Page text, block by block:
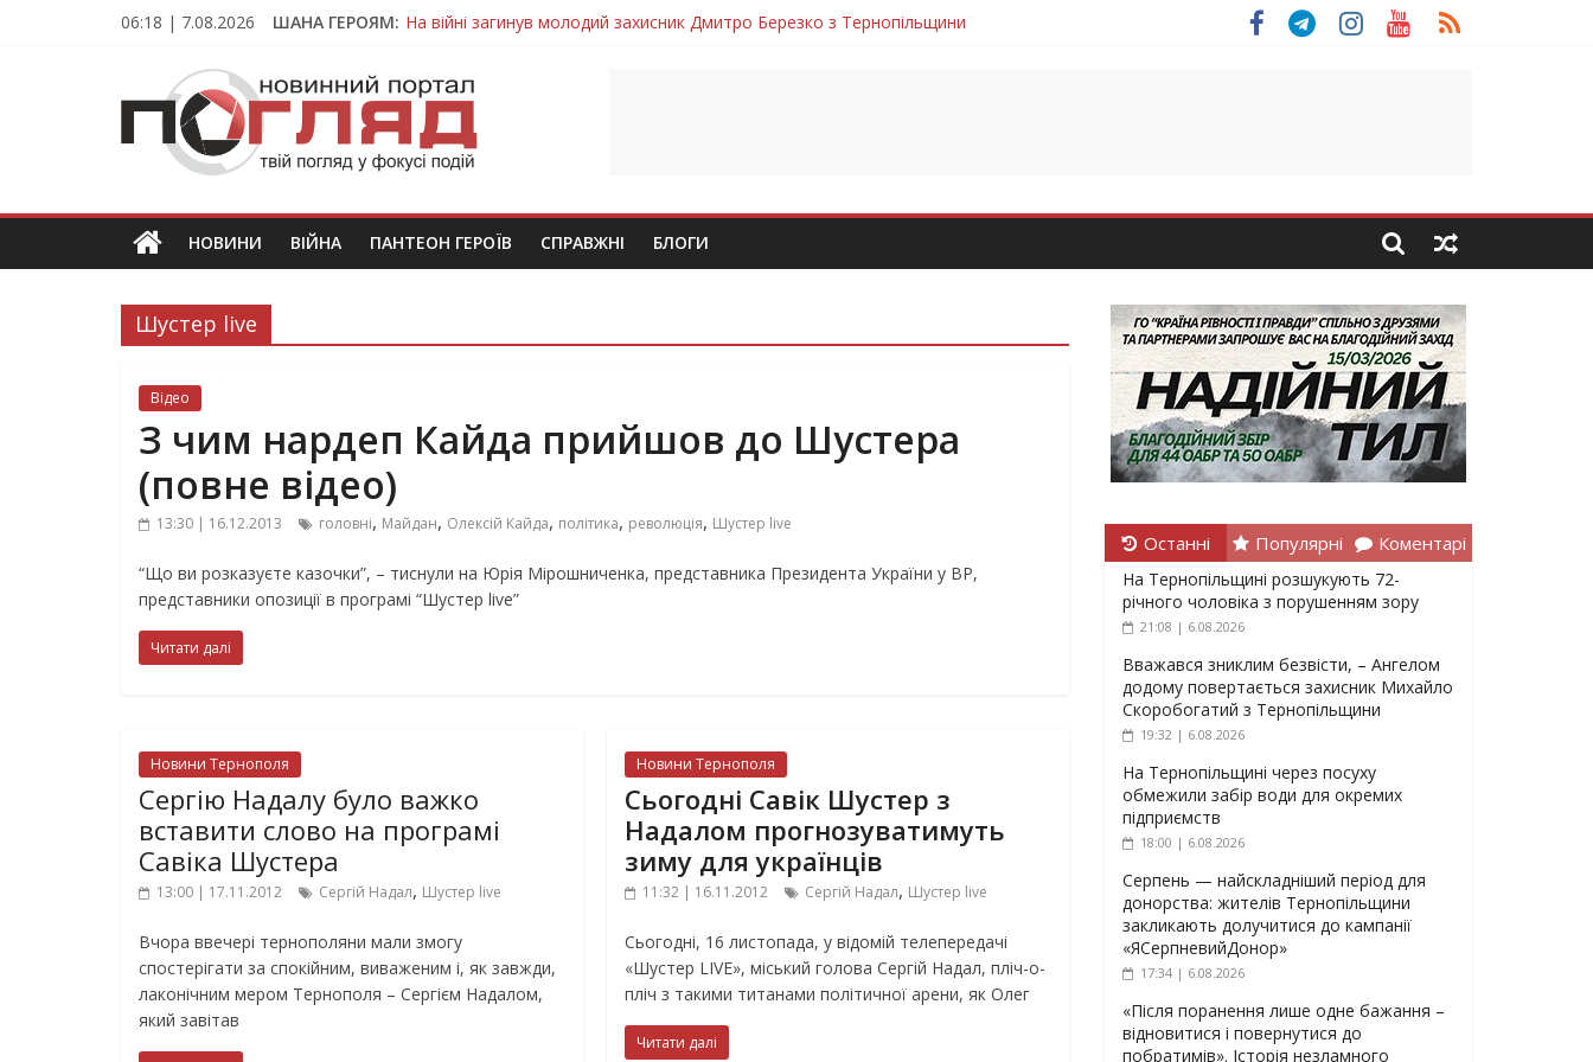
06:18 | 7.08.2026 ШАНА ГЕРОЯМ: На війні загинув молодий захисник Дмитро Березко з Тернопільщини
Захисник з Тернопільщини Петро Федів повертається до рідного дому «на щиті»
Тернопільщина в скорботі: на щиті повертається воїн Володимир Паламарчук
Вважався зниклим безвісти, – Ангелом додому повертається захисник Михайло Скоробогатий з Тернопільщини
ПОГЛЯД
Новини
Тернополя.
новини
та
НОВИНИ ВІЙНА ПАНТЕОН ГЕРОЇВ СПРАВЖНІ БЛОГИ
Шустер live
Відео
З чим нардеп Кайда прийшов до Шустера
(повне відео)
13:30 | 16.12.2013 головні, Майдан, Олексій Кайда, політика, революція, Шустер live
“Що ви розказуєте казочки”, – тиснули на Юрія Мірошниченка, представника Президента України у ВР,
представники опозиції в програмі “Шустер live”
Читати далі
Новини Тернополя
Сергію Надалу було важко
вставити слово на програмі
Савіка Шустера
13:00 | 17.11.2012 Сергій Надал, Шустер live
Вчора ввечері тернополяни мали змогу
спостерігати за спокійним, виваженим і, як завжди,
лаконічним мером Тернополя – Сергієм Надалом,
який завітав
Новини Тернополя
Сьогодні Савік Шустер з
Надалом прогнозуватимуть
зиму для українців
11:32 | 16.11.2012 Сергій Надал, Шустер live
Сьогодні, 16 листопада, у відомій телепередачі
«Шустер LIVE», міський голова Сергій Надал, пліч-о-
пліч з такими титанами політичної арени, як Олег
Читати далі
Останні Популярні Коментарі
На Тернопільщині розшукують 72-
річного чоловіка з порушенням зору
21:08 | 6.08.2026
Вважався зниклим безвісти, – Ангелом
додому повертається захисник Михайло
Скоробогатий з Тернопільщини
19:32 | 6.08.2026
На Тернопільщині через посуху
обмежили забір води для окремих
підприємств
18:00 | 6.08.2026
Серпень — найскладніший період для
донорства: жителів Тернопільщини
закликають долучитися до кампанії
«ЯСерпневийДонор»
17:34 | 6.08.2026
«Після поранення лише одне бажання –
відновитися і повернутися до
побратимів». Історія незламного